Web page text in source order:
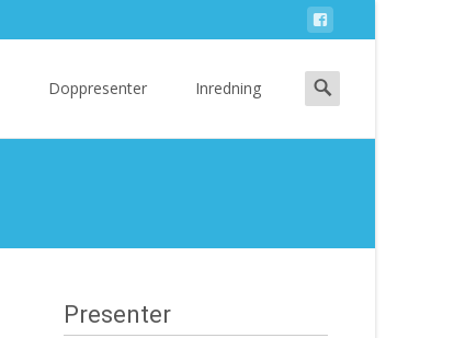
Doppresenter Inredning
Search
for:
Presenter